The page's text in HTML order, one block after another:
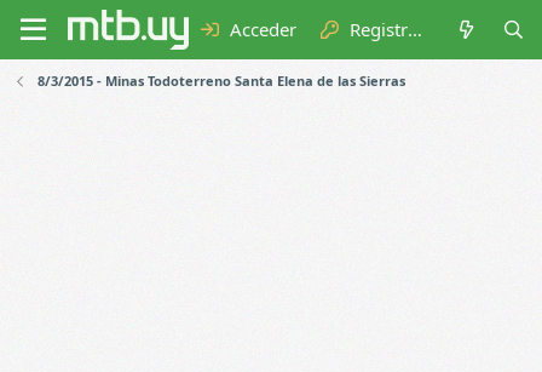
Acceder Registrarse
8/3/2015 - Minas Todoterreno Santa Elena de las Sierras